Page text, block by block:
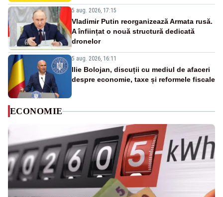
5 aug. 2026, 17:15
Vladimir Putin reorganizează Armata rusă.
A înființat o nouă structură dedicată
dronelor
5 aug. 2026, 16:11
Ilie Bolojan, discuții cu mediul de afaceri
despre economie, taxe și reformele fiscale
ECONOMIE